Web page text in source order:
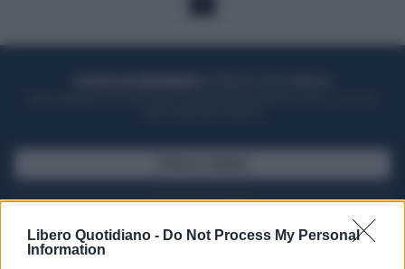
Libero Quotidiano - Do Not Process My Personal
Information